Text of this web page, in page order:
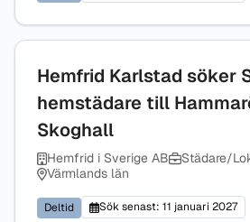
Hemfrid Karlstad söker
hemstädare till
Skoghall
Hemfrid i Sverige AB
Städare/
Värmlands län
Deltid Sök senast: 11 januari 2027